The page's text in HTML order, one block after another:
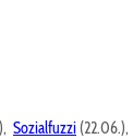
Sozialfuzzi (22.06.),